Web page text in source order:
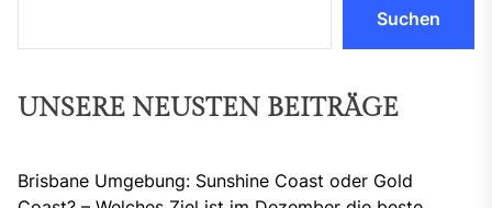
Suchen
UNSERE NEUSTEN BEITRÄGE
Brisbane Umgebung: Sunshine Coast oder Gold